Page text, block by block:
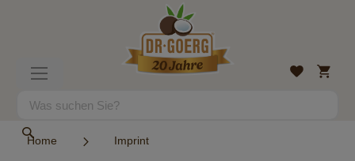
Suche
Wunschliste
Mein
Home Imprint